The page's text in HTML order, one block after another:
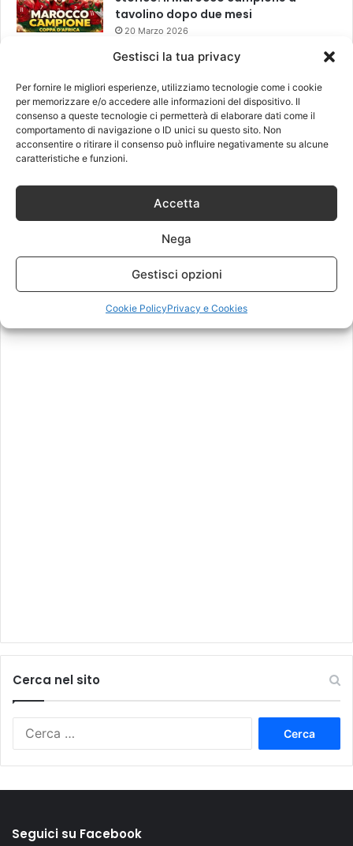
Gestisci la tua privacy
Per fornire le migliori esperienze, utilizziamo tecnologie come i cookie
per memorizzare e/o accedere alle informazioni del dispositivo. Il
consenso a queste tecnologie ci permetterà di elaborare dati come il
comportamento di navigazione o ID unici su questo sito. Non
acconsentire o ritirare il consenso può influire negativamente su alcune
caratteristiche e funzioni.
Accetta
Nega
Gestisci opzioni
Cookie PolicyPrivacy e Cookies
tavolino dopo due mesi
20 Marzo 2026
Leggi anche
Cerca nel sito
Seguici su Facebook